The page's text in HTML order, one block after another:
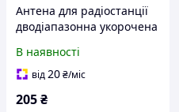
Антена для радіостанції
дводіапазонна укорочена
В наявності
від20₴/міс
205₴